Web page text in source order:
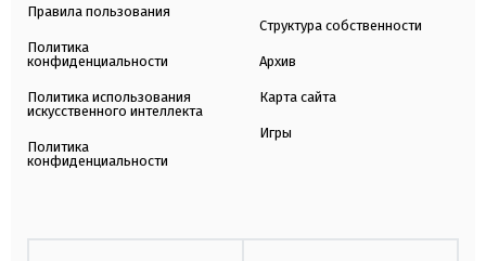
Правила пользования
Политика
конфиденциальности
Политика использования
искусственного интеллекта
Политика
конфиденциальности
Структура собственности
Архив
Карта сайта
Игры